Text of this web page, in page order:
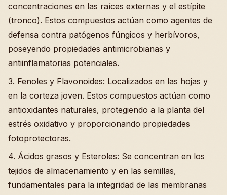
concentraciones en las raíces externas y el estípite
(tronco). Estos compuestos actúan como agentes de
defensa contra patógenos fúngicos y herbívoros,
poseyendo propiedades antimicrobianas y
antiinflamatorias potenciales.
3. Fenoles y Flavonoides: Localizados en las hojas y
en la corteza joven. Estos compuestos actúan como
antioxidantes naturales, protegiendo a la planta del
estrés oxidativo y proporcionando propiedades
fotoprotectoras.
4. Ácidos grasos y Esteroles: Se concentran en los
tejidos de almacenamiento y en las semillas,
fundamentales para la integridad de las membranas